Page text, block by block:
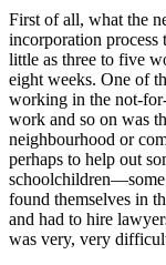
First of all, what the
incorporation
little as three to five
eight weeks. One of
working in the not-
work and so on was
neighbourhood or
perhaps to help out
found themselves in
and had to hire
was very, very